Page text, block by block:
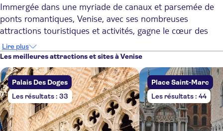
Immergée dans une myriade de canaux et parsemée de
ponts romantiques, Venise, avec ses nombreuses
attractions touristiques et activités, gagne le cœur des
visiteurs. Avec des sites allant de la beauté de la place
Saint-Marc à l'architecture du palais des Doges, en
passant par le raffinement du théâtre La Fenice et la
tranquillité du ghetto juif, la plus célèbre des villes
italiennes doit être visitée au moins une fois dans sa vie.
Offrez-vous une promenade romantique en gondole,
goûtez les cicchetti typiques et perdez-vous dans
l'incroyable patrimoine artistique. Et si vous ne savez pas
Lire plus
Les meilleures attractions et sites à Venise
Palais Des Doges
Les résultats : 33
Place Saint-Marc
Les résultats : 44